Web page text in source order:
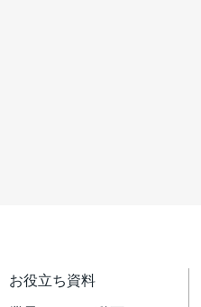
お役立ち資料